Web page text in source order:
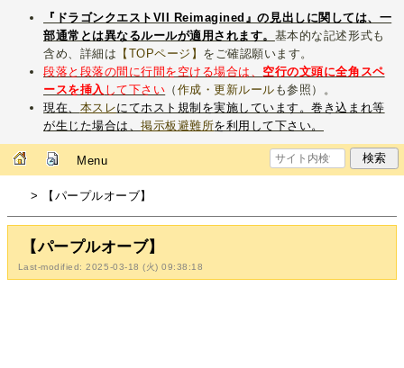
『ドラゴンクエストVII Reimagined』の見出しに関しては、一
部通常とは異なるルールが適用されます。 基本的な記述形式も
含め、詳細は 【TOPページ】 をご確認願います。
段落と段落の間に行間を空ける場合は、 空行の文頭に全角スペ
ースを挿入 して下さい （ 作成・更新ルール も参照）。
現在、 本スレにてホスト規制を実施しています。巻き込まれ等
が生じた場合は、掲示板避難所を利用して下さい。
Menu
> 【パープルオーブ】
【パープルオーブ】
Last-modified: 2025-03-18 (火) 09:38:18